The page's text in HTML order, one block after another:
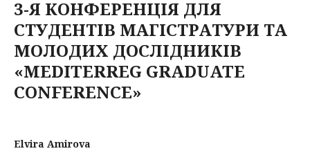
3-Я КОНФЕРЕНЦІЯ ДЛЯ
СТУДЕНТІВ МАГІСТРАТУРИ ТА
МОЛОДИХ ДОСЛІДНИКІВ
«MEDITERREG GRADUATE
CONFERENCE»
Elvira Amirova